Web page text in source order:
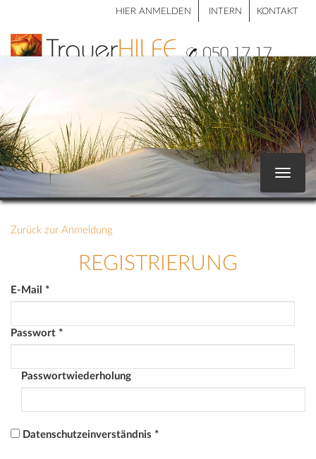
HIER ANMELDEN INTERN KONTAKT
Toggle
Zurück zur Anmeldung
REGISTRIERUNG
E-Mail *
Passwort *
Passwortwiederholung
Datenschutzeinverständnis *